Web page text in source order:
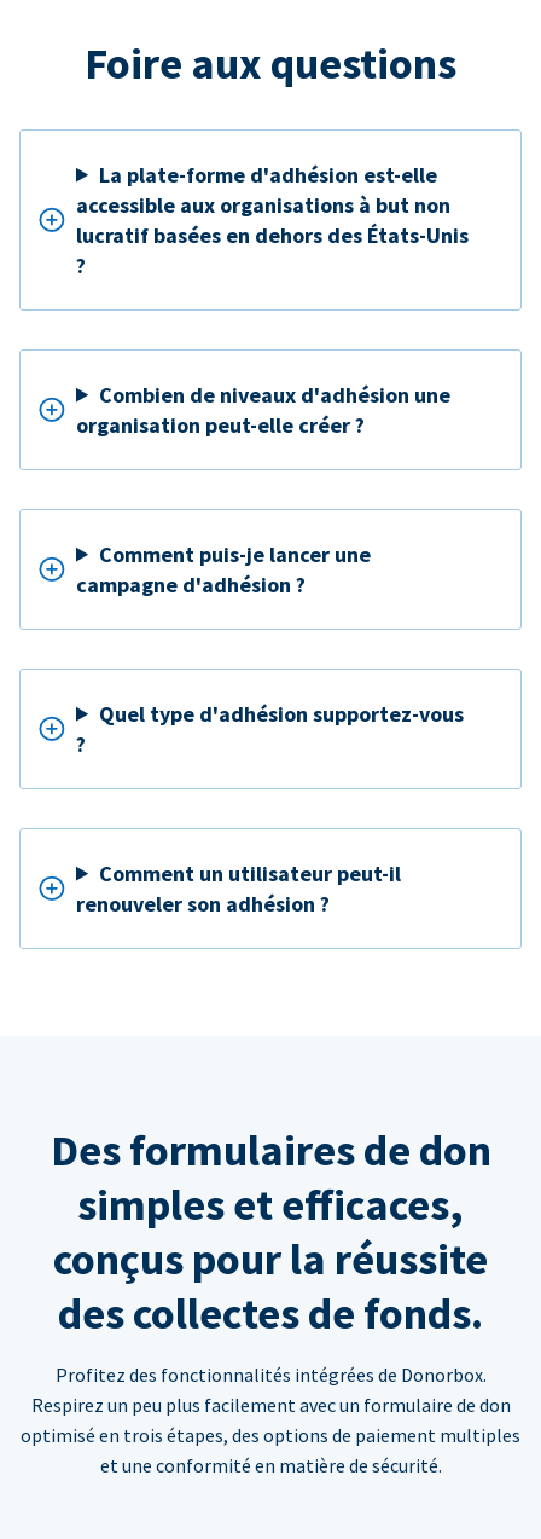
Foire aux questions
La plate-forme d'adhésion est-elle
accessible aux organisations à but non
lucratif basées en dehors des États-Unis
?
Combien de niveaux d'adhésion une
organisation peut-elle créer ?
Comment puis-je lancer une
campagne d'adhésion ?
Quel type d'adhésion supportez-vous
?
Comment un utilisateur peut-il
renouveler son adhésion ?
Des formulaires de don
simples et efficaces,
conçus pour la réussite
des collectes de fonds.
Profitez des fonctionnalités intégrées de Donorbox.
Respirez un peu plus facilement avec un formulaire de don
optimisé en trois étapes, des options de paiement multiples
et une conformité en matière de sécurité.